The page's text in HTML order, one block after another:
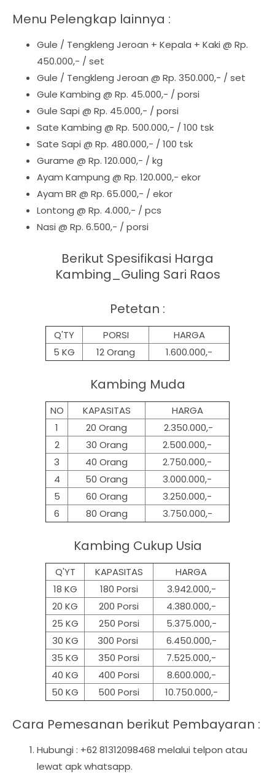
Menu Pelengkap lainnya :
Gule / Tengkleng Jeroan + Kepala + Kaki @ Rp.
450.000,- / set
Gule / Tengkleng Jeroan @ Rp. 350.000,- / set
Gule Kambing @ Rp. 45.000,- / porsi
Gule Sapi @ Rp. 45.000,- / porsi
Sate Kambing @ Rp. 500.000,- / 100 tsk
Sate Sapi @ Rp. 480.000,- / 100 tsk
Gurame @ Rp. 120.000,- / kg
Ayam Kampung @ Rp. 120.000,- ekor
Ayam BR @ Rp. 65.000,- / ekor
Lontong @ Rp. 4.000,- / pcs
Nasi @ Rp. 6.500,- / porsi
Berikut Spesifikasi Harga
Kambing_Guling Sari Raos
Petetan :
Q'TY PORSI
HARGA
5 KG
12 Orang 1.600.000,-
Kambing Muda
NO KAPASITAS
HARGA
1
20 Orang
2.350.000,-
2
30 Orang
2.500.000,-
3
40 Orang
2.750.000,-
4
50 Orang
3.000.000,-
5
60 Orang
3.250.000,-
6
80 Orang 3.750.000,-
Kambing Cukup Usia
Q'YT KAPASITAS
HARGA
18 KG
180 Porsi
3.942.000,-
20 KG
200 Porsi
4.380.000,-
25 KG
250 Porsi
5.375.000,-
30 KG
300 Porsi
6.450.000,-
35 KG
350 Porsi
7.525.000,-
40 KG
400 Porsi
8.600.000,-
50 KG
500 Porsi 10.750.000,-
Cara Pemesanan berikut Pembayaran :
Hubungi : +62 81312098468 melalui telpon atau
lewat apk whatsapp.